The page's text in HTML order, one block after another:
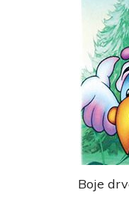
Boje